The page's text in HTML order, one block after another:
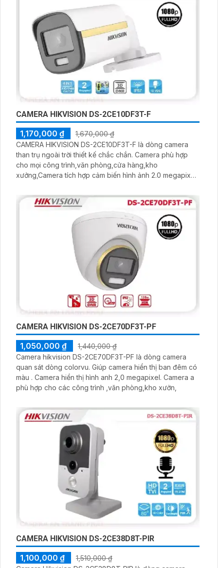
CAMERA HIKVISION DS-2CE10DF3T-F
1,170,000 ₫
1,670,000 ₫
CAMERA HIKVISION DS-2CE10DF3T-F là dòng camera
than trụ ngoài trời thiết kế chắc chắn. Camera phù hợp
cho mọi công trình,văn phòng,cửa hàng,kho
xưởng,Camera tích hợp cảm biến hình ảnh 2.0 megapixel.
CAMERA HIKVISION DS-2CE70DF3T-PF
1,050,000 ₫
1,440,000 ₫
Camera hikvision DS-2CE70DF3T-PF là dòng camera
quan sát dòng colorvu. Giúp camera hiển thị ban đêm có
màu . Camera hiển thị hình anh 2,0 megapixel. Camera a
phù hợp cho các công trình ,văn phòng,kho xưởn,
CAMERA HIKVISION DS-2CE38D8T-PIR
1,100,000 ₫
1,510,000 ₫